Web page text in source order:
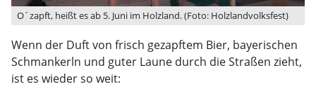
O´zapft, heißt es ab 5. Juni im Holzland. (Foto: Holzlandvolksfest)
Wenn der Duft von frisch gezapftem Bier, bayerischen
Schmankerln und guter Laune durch die Straßen zieht,
ist es wieder so weit: